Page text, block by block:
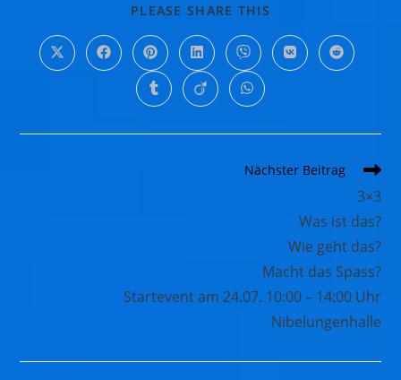
PLEASE SHARE THIS
Nächster Beitrag
3×3
Was ist das?
Wie geht das?
Macht das Spass?
Startevent am 24.07. 10:00 – 14:00 Uhr
Nibelungenhalle